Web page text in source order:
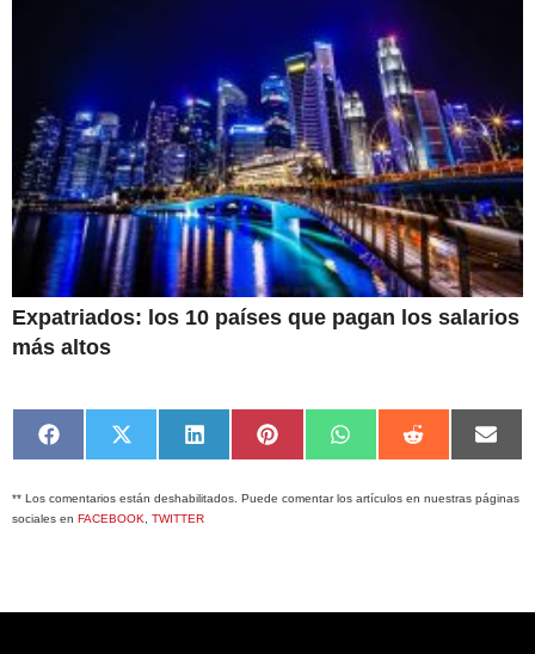
Expatriados: los 10 países que pagan los salarios
más altos
Compartir
en
Facebook
Compartir
en
X
(Twitter)
Compartir
en
LinkedIn
Compartir
en
Pinterest
Compartir
en
WhatsApp
Compartir
en
Reddit
en
** Los comentarios están deshabilitados. Puede comentar los artículos en nuestras páginas
sociales en FACEBOOK TWITTER